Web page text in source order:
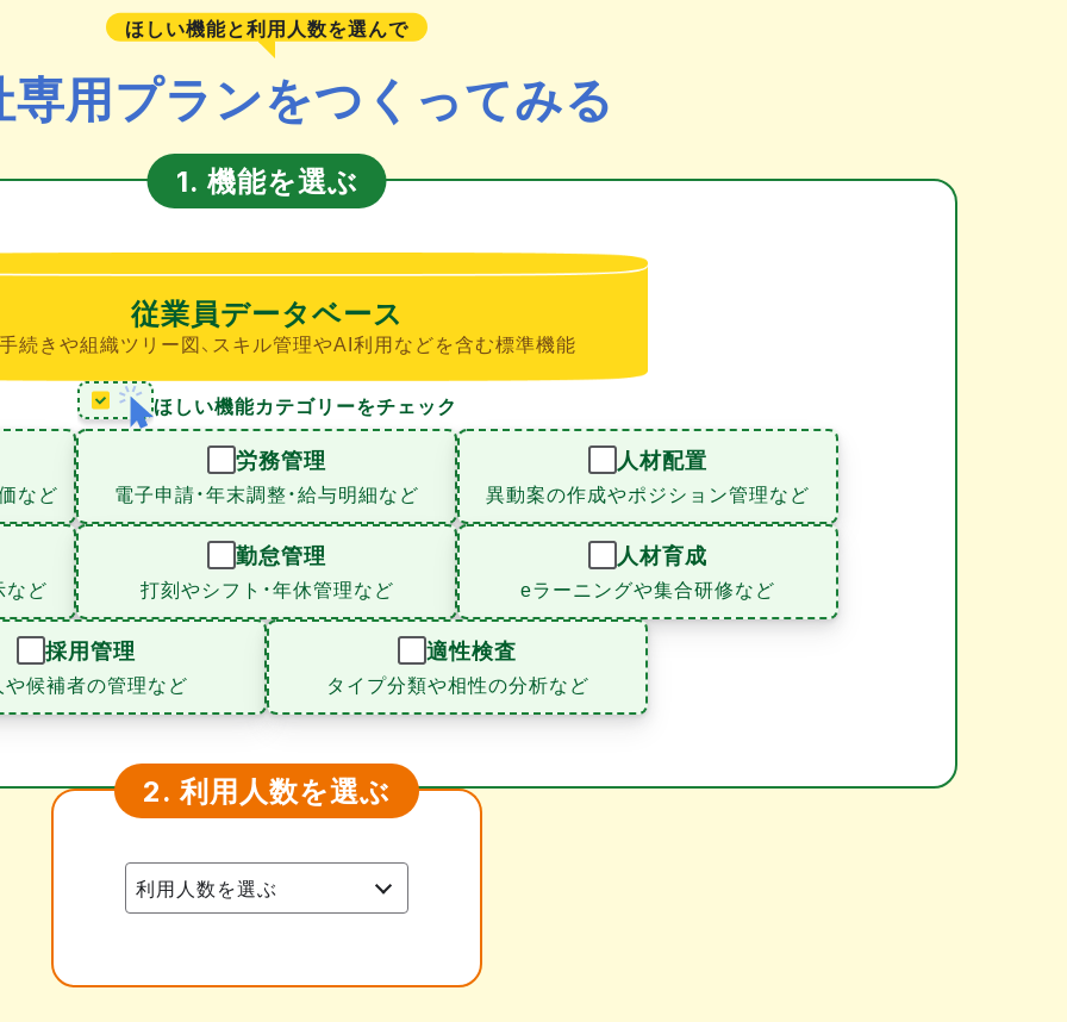
ほしい機能と利用人数を選んで
専用プランをつくってみる
1. 機能を選ぶ
従業員データベース
続きや組織ツリー図、スキル管理やAI利用などを含む標準機能
ほしい機能カテゴリーをチェック
など
労務管理
電子申請・年末調整・給与明細など
人材配置
異動案の作成やポジション管理など
など
勤怠管理
打刻やシフト・年休管理など
人材育成
eラーニングや集合研修など
採用管理
候補者の管理など
適性検査
タイプ分類や相性の分析など
2. 利用人数を選ぶ